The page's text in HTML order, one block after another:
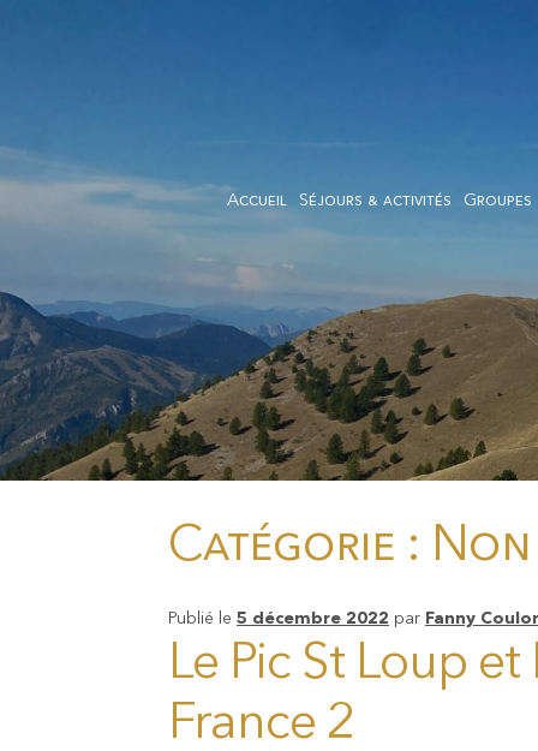
Accueil Séjours & activités Groupes
Catégorie : Non
Publié le5 décembre 2022 par Fanny
Le Pic St Loup
France 2